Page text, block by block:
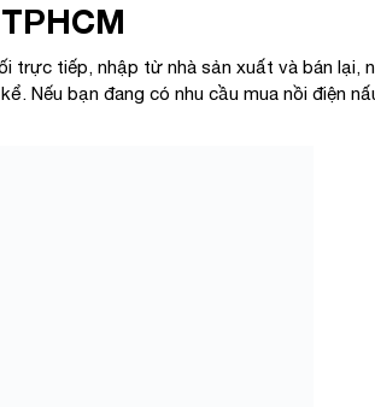
trực tiếp, nhập từ nhà sản xuất và bán lại,
Nếu bạn đang có nhu cầu mua nồi điện